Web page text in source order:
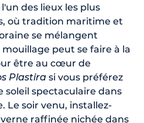
des lieux les plus
où tradition maritime et
se mélangent
peut se faire à la
être au cœur de
Plastira si vous préférez
spectaculaire dans
Le soir venu, installez-
raffinée nichée dans